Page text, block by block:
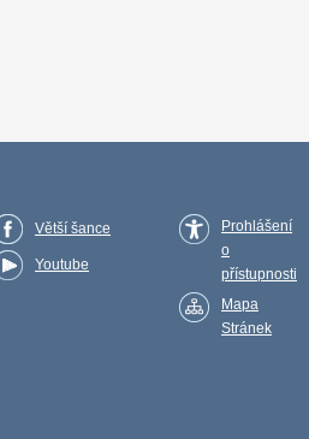
Větší šance
Youtube
Prohlášení
o
přístupnosti
Mapa
Stránek